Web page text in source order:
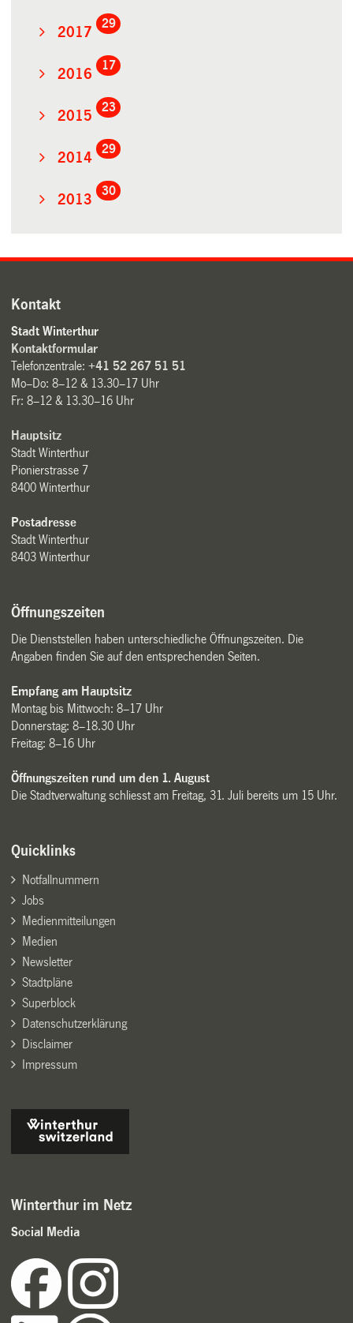
2017
29
2016
17
2015
23
2014
29
2013
30
Kontakt
Stadt Winterthur
Kontaktformular
Telefonzentrale:+41 52 267 51 51
Mo–Do: 8–12 & 13.30–17 Uhr
Fr: 8–12 & 13.30–16 Uhr
Hauptsitz
Stadt Winterthur
Pionierstrasse 7
8400 Winterthur
Postadresse
Stadt Winterthur
8403 Winterthur
Öffnungszeiten
Die Dienststellen haben unterschiedliche Öffnungszeiten. Die
Angaben finden Sie auf den entsprechenden Seiten.
Empfang am Hauptsitz
Montag bis Mittwoch: 8–17 Uhr
Donnerstag: 8–18.30 Uhr
Freitag: 8–16 Uhr
Öffnungszeiten rund um den 1. August
Die Stadtverwaltung schliesst am Freitag, 31. Juli bereits um 15 Uhr.
Quicklinks
Notfallnummern
Jobs
Medienmitteilungen
Medien
Newsletter
Stadtpläne
Superblock
Datenschutzerklärung
Disclaimer
Impressum
Winterthur im Netz
Social Media